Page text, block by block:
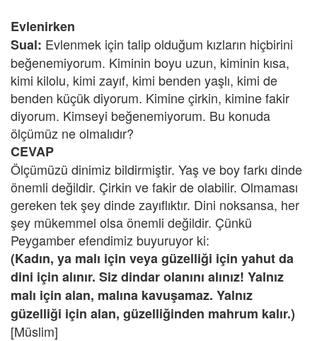
Evlenirken
Sual: Evlenmek için talip olduğum kızların hiçbirini
beğenemiyorum. Kiminin boyu uzun, kiminin kısa,
kimi kilolu, kimi zayıf, kimi benden yaşlı, kimi de
benden küçük diyorum. Kimine çirkin, kimine fakir
diyorum. Kimseyi beğenemiyorum. Bu konuda
ölçümüz ne olmalıdır?
CEVAP
Ölçümüzü dinimiz bildirmiştir. Yaş ve boy farkı dinde
önemli değildir. Çirkin ve fakir de olabilir. Olmaması
gereken tek şey dinde zayıflıktır. Dini noksansa, her
şey mükemmel olsa önemli değildir. Çünkü
Peygamber efendimiz buyuruyor ki:
(Kadın, ya malı için veya güzelliği için yahut da
dini için alınır. Siz dindar olanını alınız! Yalnız
malı için alan, malına kavuşamaz. Yalnız
güzelliği için alan, güzelliğinden mahrum kalır.)
[Müslim]